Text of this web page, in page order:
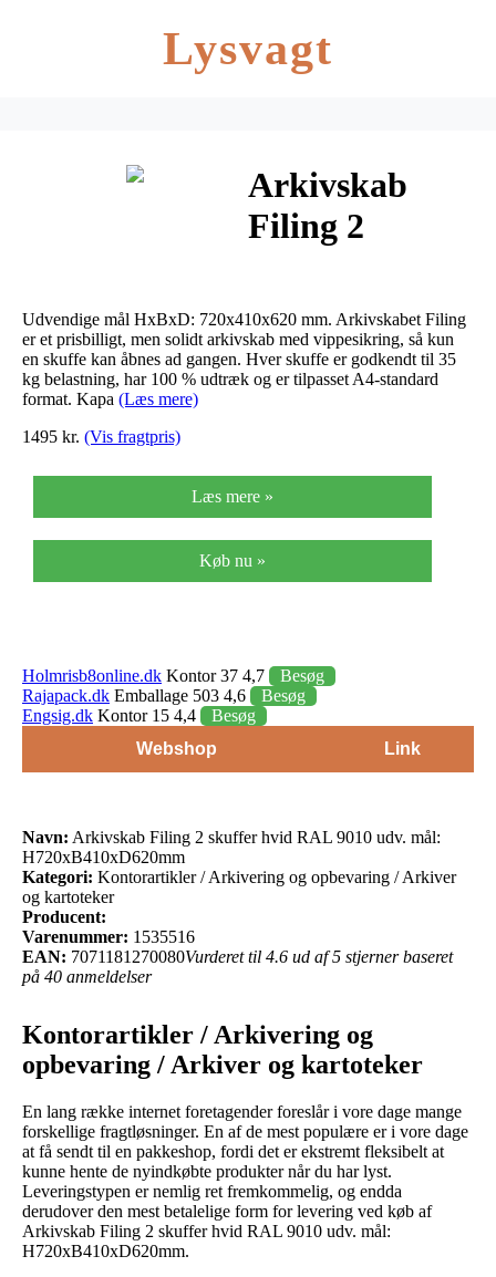
Lysvagt
Arkivskab
Filing 2
RAL 9010 udv.
mål:
Udvendige mål HxBxD: 720x410x620 mm. Arkivskabet Filing
er et prisbilligt, men solidt arkivskab med vippesikring, så kun
en skuffe kan åbnes ad gangen. Hver skuffe er godkendt til 35
kg belastning, har 100 % udtræk og er tilpasset A4-standard
format. Kapa (Læs mere)
1495 kr. (Vis fragtpris)
Læs mere »
Køb nu »
Holmrisb8online.dk Kontor 37 4,7
Besøg
Rajapack.dk Emballage 503 4,6
Besøg
Engsig.dk Kontor 15 4,4
Besøg
Webshop
Link
Navn: Arkivskab Filing 2 skuffer hvid RAL 9010 udv. mål:
H720xB410xD620mm
Kategori: Kontorartikler / Arkivering og opbevaring / Arkiver
og kartoteker
Producent:
Varenummer: 1535516
EAN: 7071181270080Vurderet til 4.6 ud af 5 stjerner baseret
på 40 anmeldelser
Kontorartikler / Arkivering og
opbevaring / Arkiver og kartoteker
En lang række internet foretagender foreslår i vore dage mange
forskellige fragtløsninger. En af de mest populære er i vore dage
at få sendt til en pakkeshop, fordi det er ekstremt fleksibelt at
kunne hente de nyindkøbte produkter når du har lyst.
Leveringstypen er nemlig ret fremkommelig, og endda
derudover den mest betalelige form for levering ved køb af
Arkivskab Filing 2 skuffer hvid RAL 9010 udv. mål:
H720xB410xD620mm.